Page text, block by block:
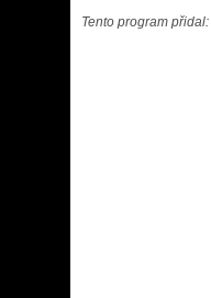
Tento program přidal: